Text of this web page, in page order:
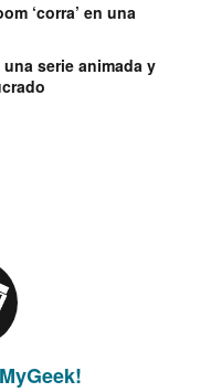
‘corra’ en una
serie animada y